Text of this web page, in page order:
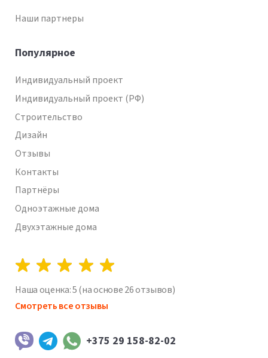
Наши партнеры
Популярное
Индивидуальный проект
Индивидуальный проект (РФ)
Строительство
Дизайн
Отзывы
Контакты
Партнёры
Одноэтажные дома
Двухэтажные дома
Наша оценка:5(на основе26отзывов)
Смотреть все отзывы
+375 29 158-82-02